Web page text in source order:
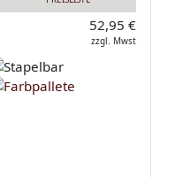
52,95 €
zzgl. Mwst